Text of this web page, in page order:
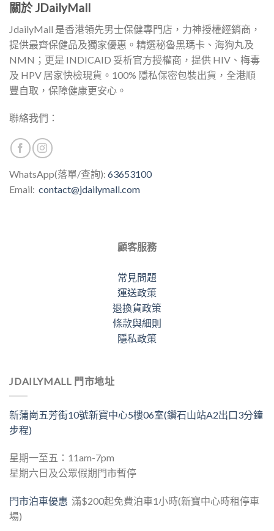
關於 JDailyMall
JdailyMall 是香港領先男士保健專門店，力神授權經銷商，
提供最齊保健品及獨家優惠。精選秘魯黑瑪卡、海狗丸及
NMN；更是 INDICAID 妥析官方授權商，提供 HIV、梅毒
及 HPV 居家快檢現貨。100% 隱私保密包裝出貨，全港順
豐自取，保障健康更安心。
聯絡我們：
WhatsApp(落單/查詢): 63653100
Email: contact@jdailymall.com
顧客服務
常見問題
運送政策
退換貨政策
條款與細則
隱私政策
JDAILYMALL 門市地址
新蒲崗五芳街10號新寶中心5樓06室(鑽石山站A2出口3分鐘
步程)
星期一至五：11am-7pm
星期六日及公眾假期門市暫停
門市泊車優惠 滿$200起免費泊車1小時(新寶中心時租停車
場)